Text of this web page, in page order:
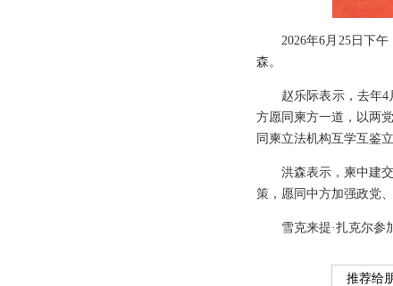
2026年6月25日下
森。
赵乐际表示，去年
方愿同柬方一道，以两
同柬立法机构互学互鉴
洪森表示，柬中建
策，愿同中方加强政党
雪克来提·扎克尔参
推荐给